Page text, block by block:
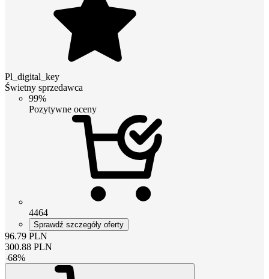
Pl_digital_key
Świetny sprzedawca
99%
Pozytywne oceny
4464
Sprawdź szczegóły oferty
96.79 PLN
300.88 PLN
-68%